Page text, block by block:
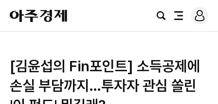
아
주
경
검
전
로
그
[김윤섭의 Fin포인트] 소득공제에
손실 부담까지…투자자 관심 쏠린